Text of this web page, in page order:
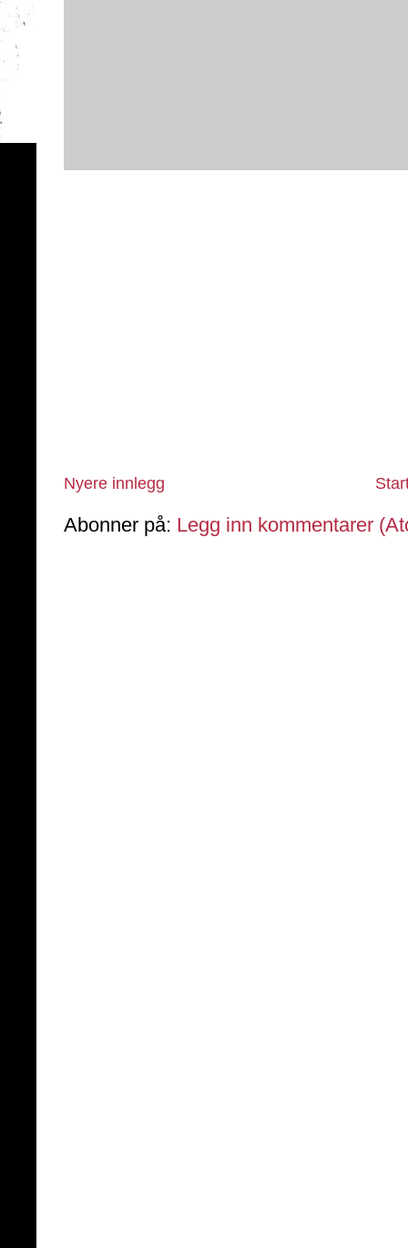
Nyere innlegg
Abonner på: Legg inn kommentarer